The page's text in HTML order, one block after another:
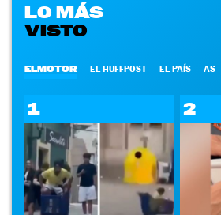
LO MÁS
VISTO
ELMOTOR EL HUFFPOST EL PAÍS AS
1 2